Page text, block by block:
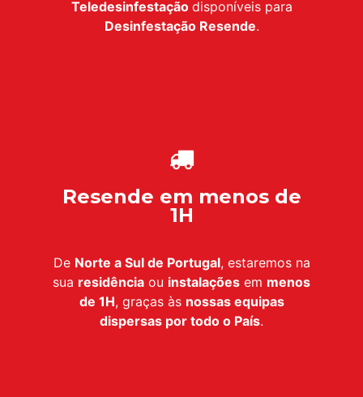
Teledesinfestação disponíveis para
DesinfestaçãoResende.
Resende em menos de
1H
De Norte a Sul de Portugal, estaremos na
sua residência ou instalações em menos
de 1H, graças às nossas equipas
dispersas por todo o País.